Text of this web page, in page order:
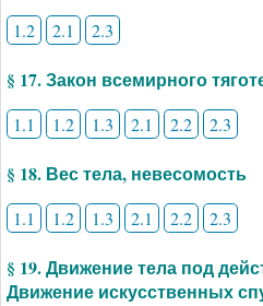
1.2 2.1 2.3
§ 17. Закон всемирного
1.1 1.2 1.3 2.1 2.2 2.3
§ 18. Вес тела, невесомость
1.1 1.2 1.3 2.1 2.2 2.3
§ 19. Движение тела под
Движение искусственных